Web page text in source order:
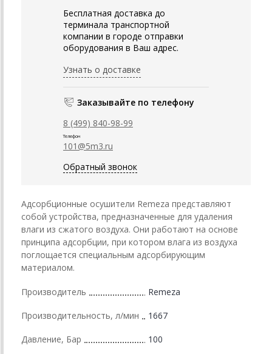
Бесплатная доставка до
терминала транспортной
компании в городе отправки
оборудования в Ваш адрес.
Узнать о доставке
Заказывайте по телефону
8 (499) 840-98-99
Телефон
101@5m3.ru
Обратный звонок
Адсорбционные осушители Remeza представляют
собой устройства, предназначенные для удаления
влаги из сжатого воздуха. Они работают на основе
принципа адсорбции, при котором влага из воздуха
поглощается специальным адсорбирующим
материалом.
Производитель Remeza
Производительность, л/мин 1667
Давление, Бар 100